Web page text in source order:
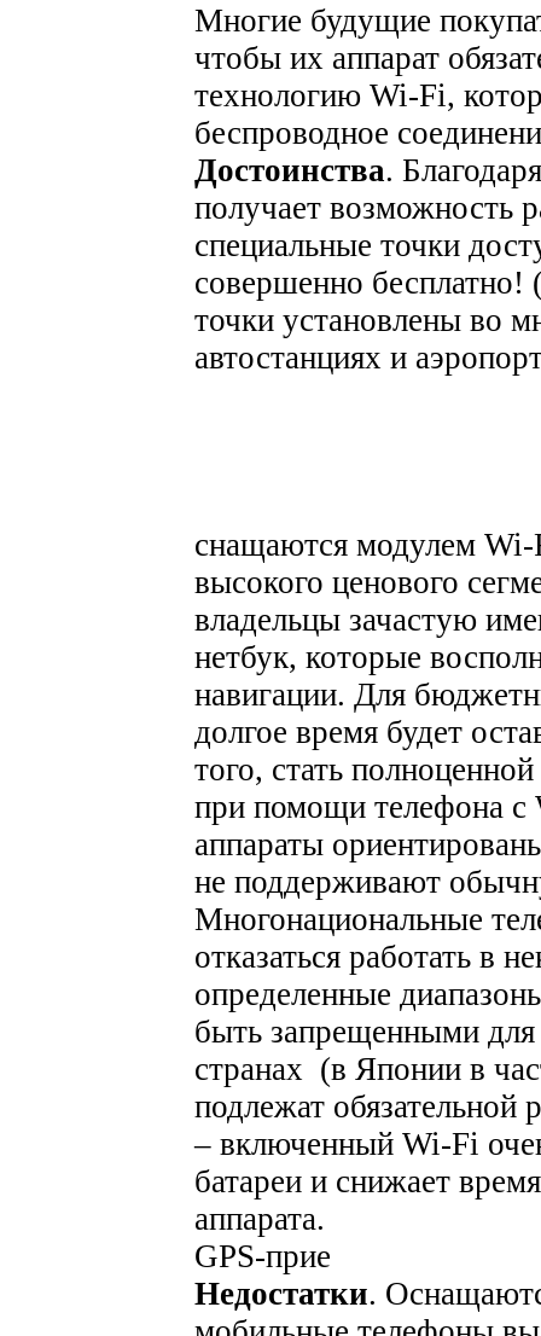
Многие будущие
чтобы их аппарат
технологию Wi-Fi,
беспроводное
Достоинства.
получает возможность
специальные точки
совершенно бесплатно!
точки установлены во
автостанциях и
снащаются модулем
высокого ценового
владельцы зачастую
нетбук, которые
навигации. Для
долгое время будет
того, стать
при помощи телефона с
аппараты
не поддерживают
Многонациональные
отказаться работать в
определенные
быть запрещенными для
странах (в Японии в
подлежат обязательной
– включенный Wi-Fi
батареи и снижает
аппарата.
GPS-прие
Недостатки.